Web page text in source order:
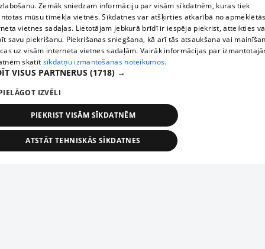
Zemāk sniedzam informāciju par visām sīkdatnēm, kuras tiek
mūsu tīmekļa vietnēs. Sīkdatnes var atšķirties atkarībā no
vietnes sadaļas. Lietotājam jebkurā brīdī ir iespēja piekrist, atteikties
savu piekrišanu. Piekrišanas sniegšana, kā arī tās atsaukšana vai
uz visām interneta vietnes sadaļām. Vairāk informācijas par
skatīt sīkdatņu izmantošanas noteikumos.
VISUS PARTNERUS (1718) →
IZVĒLI
PIEKRIST VISĀM SĪKDATNĒM
ATSTĀT TEHNISKĀS SĪKDATNES